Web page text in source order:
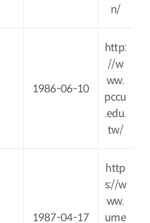
n/
1986-06-10
http:
//w
ww.
pccu
.edu.
tw/
1987-04-17
http
s://w
ww.
ume